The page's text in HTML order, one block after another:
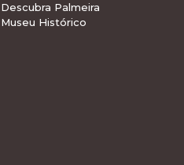
Descubra Palmeira
Museu Histórico